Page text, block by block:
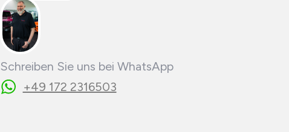
Schreiben Sie uns bei WhatsApp
+49 172 2316503